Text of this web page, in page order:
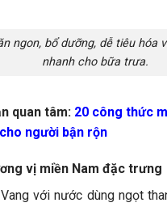
ngon, bổ dưỡng, dễ tiêu hóa
nhanh cho bữa trưa.
quan tâm: 20 công thức
người bận rộn
vị miền Nam đặc trưng
với nước dùng ngọt